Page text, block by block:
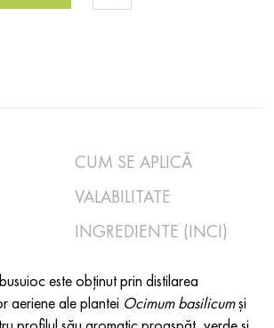
CUM SE APLICĂ
VALABILITATE
INGREDIENTE (INCI)
este obținut prin distilarea
aeriene ale plantei Ocimum basilicumși